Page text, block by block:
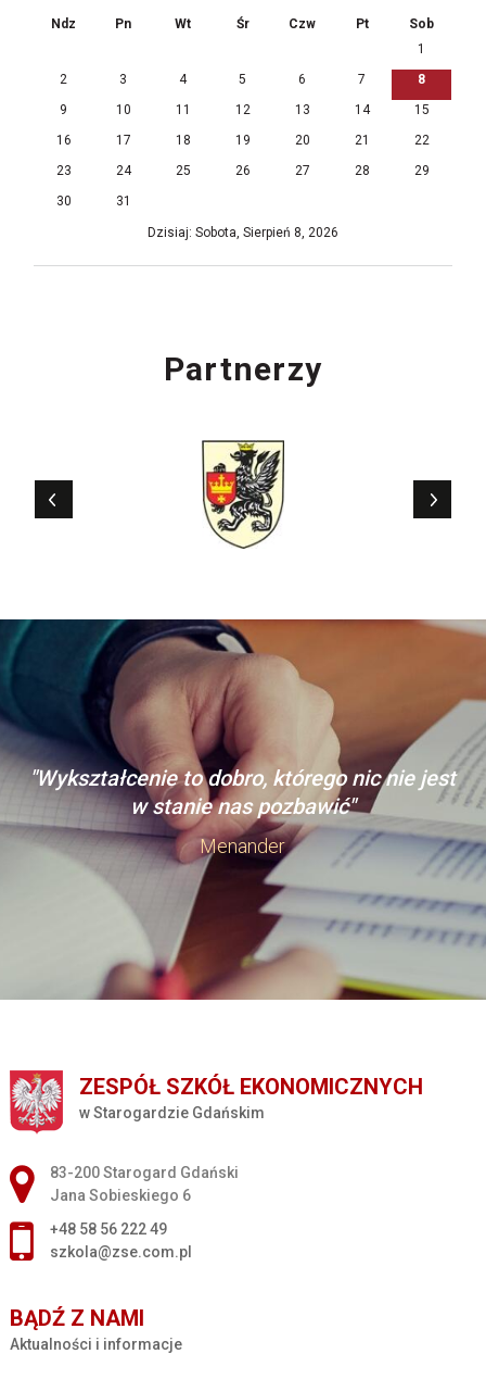
Ndz Pn Wt Śr Czw Pt
Sob
1
2
3 4 5 6 7
8
9
10 11 12 13 14
15
16
17 18 19 20 21
22
23
24 25 26 27 28
29
30
31
Dzisiaj: Sobota, Sierpień 8, 2026
Partnerzy
"Wykształcenie to dobro, którego nic nie jest
w stanie nas pozbawić"
Menander
ZESPÓŁ SZKÓŁ EKONOMICZNYCH
w Starogardzie Gdańskim
Adres pocztowy:
83-200 Starogard Gdański
Jana Sobieskiego 6
+48 58 56 222 49
szkola@zse.com.pl
BĄDŹ Z NAMI
Aktualności i informacje